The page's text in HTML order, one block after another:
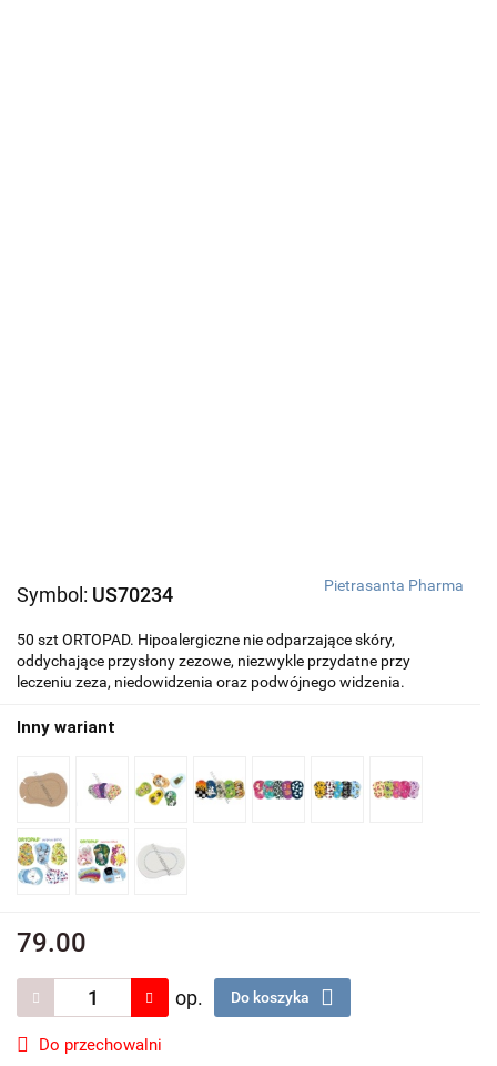
Symbol: US70234 Pietrasanta Pharma
50 szt ORTOPAD. Hipoalergiczne nie odparzające skóry,
oddychające przysłony zezowe, niezwykle przydatne przy
leczeniu zeza, niedowidzenia oraz podwójnego widzenia.
Inny wariant
79.00
op. Do koszyka
Do przechowalni